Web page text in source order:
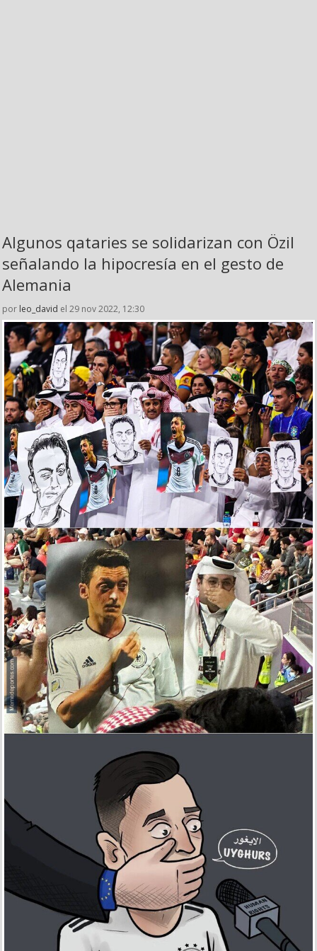
Algunos qataries se solidarizan con Özil
señalando la hipocresía en el gesto de
Alemania
por leo_david el 29 nov 2022, 12:30